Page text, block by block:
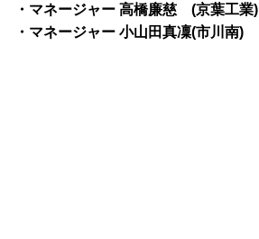
・マネージャー 高橋廉慈 (京葉工業)
・マネージャー 小山田真凜(市川南)